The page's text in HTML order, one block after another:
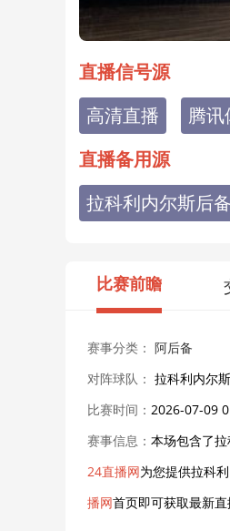
直播信号源
高清直播
腾
直播备用源
拉科利内尔斯后
比赛前瞻
赛事分类： 阿后备
对阵球队： 拉科利内尔
比赛时间： 2026-07-09
赛事信息： 本场包含了
24直播网为您提供拉科
播网首页即可获取最新